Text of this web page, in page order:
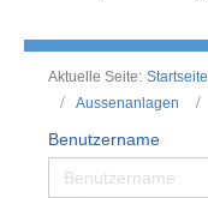
Aktuelle Seite: Startseite
Aussenanlagen
Benutzername